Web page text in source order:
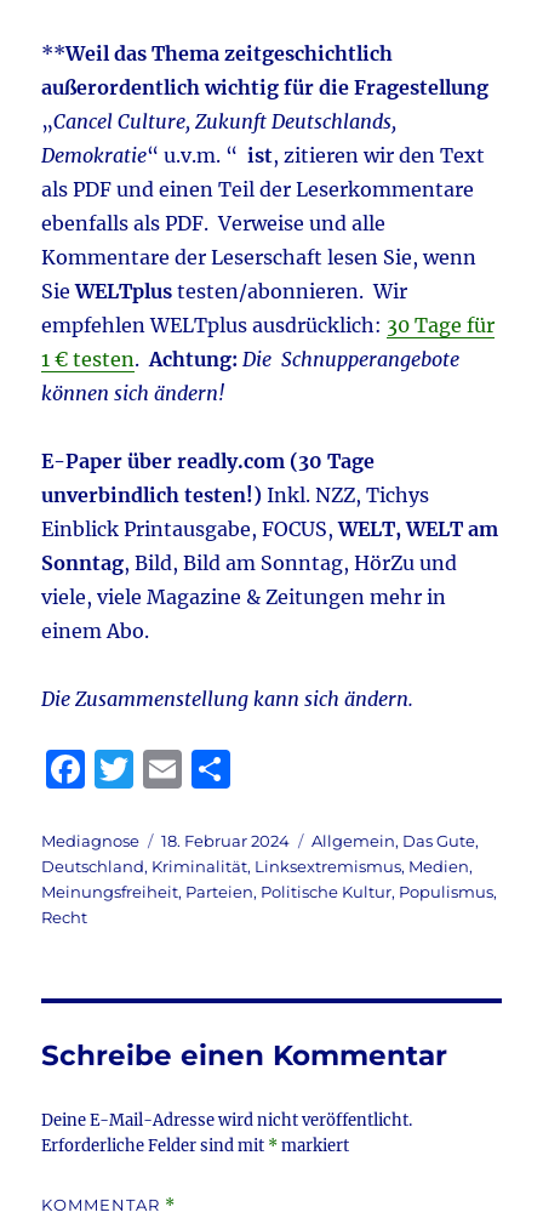
**Weil das Thema zeitgeschichtlich
außerordentlich wichtig für die Fragestellung
„Cancel Culture, Zukunft Deutschlands,
Demokratie“ u.v.m. “ist, zitieren wir den Text
als PDF und einen Teil der Leserkommentare
ebenfalls als PDF. Verweise und alle
Kommentare der Leserschaft lesen Sie, wenn
SieWELTplus testen/abonnieren. Wir
empfehlen WELTplus ausdrücklich: 30 Tage für
1 € testen.Achtung: Die Schnupperangebote
können sich ändern!
E-Paper über readly.com (30 Tage
unverbindlich testen!) Inkl. NZZ, Tichys
Einblick Printausgabe, FOCUS, WELT, WELT am
Sonntag, Bild, Bild am Sonntag, HörZu und
viele, viele Magazine & Zeitungen mehr in
einem Abo.
Die Zusammenstellung kann sich ändern.
F
c
e
b
o
k
T
it
te
E
ai
l
le
n
Autor
Mediagnose
Veröffentlicht
am
18. Februar 2024 Kategorien
Allgemein, Das Gute,
Deutschland, Kriminalität, Linksextremismus, Medien,
Meinungsfreiheit, Parteien, Politische Kultur, Populismus,
Recht
Schreibe einen Kommentar
Deine E-Mail-Adresse wird nicht veröffentlicht.
Erforderliche Felder sind mit *markiert
KOMMENTAR *